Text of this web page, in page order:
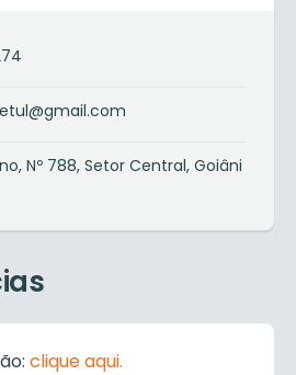
Nº 788, Setor Central, Goiâni
clique aqui.